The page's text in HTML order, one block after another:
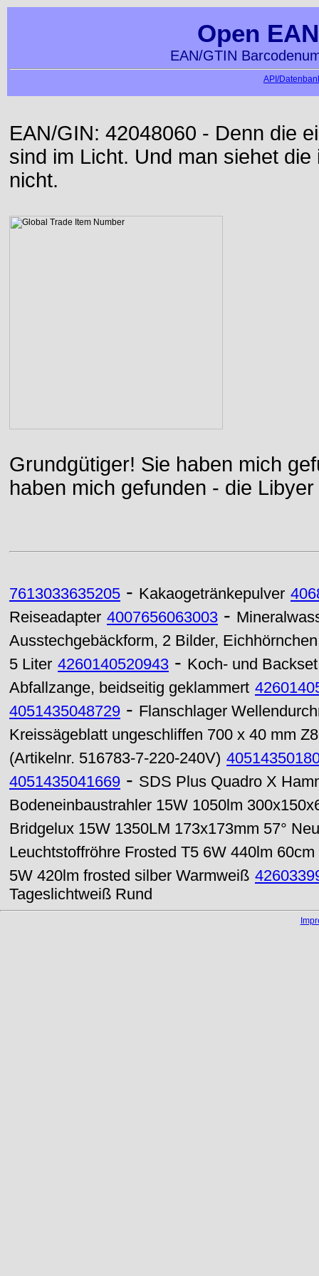
Open
EAN/GTIN
API/
EAN/GIN: 42048060 - Denn die
sind im Licht. Und man siehet
nicht.
Grundgütiger! Sie haben mich
haben mich gefunden - die
7613033635205 - Kakaogetränkepulver
Reiseadapter 4007656063003 -
Ausstechgebäckform, 2 Bilder,
5 Liter 4260140520943 - Koch- und
Abfallzange, beidseitig geklammert
4051435048729 - Flanschlager
Kreissägeblatt ungeschliffen 700 x 40 mm
(Artikelnr. 516783-7-220-240V)
4051435041669 - SDS Plus Quadro X
Bodeneinbaustrahler 15W 1050lm
Bridgelux 15W 1350LM 173x173mm 57°
Leuchtstoffröhre Frosted T5 6W 440lm
5W 420lm frosted silber Warmweiß
Tageslichtweiß Rund